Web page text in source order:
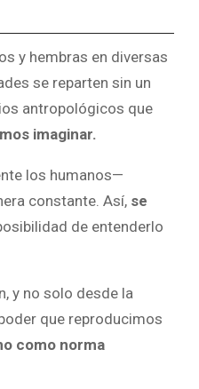
y hembras en diversas
se reparten sin un
antropológicos que
imaginar.
los humanos—
constante. Así, se
de entenderlo
y no solo desde la
que reproducimos
como norma